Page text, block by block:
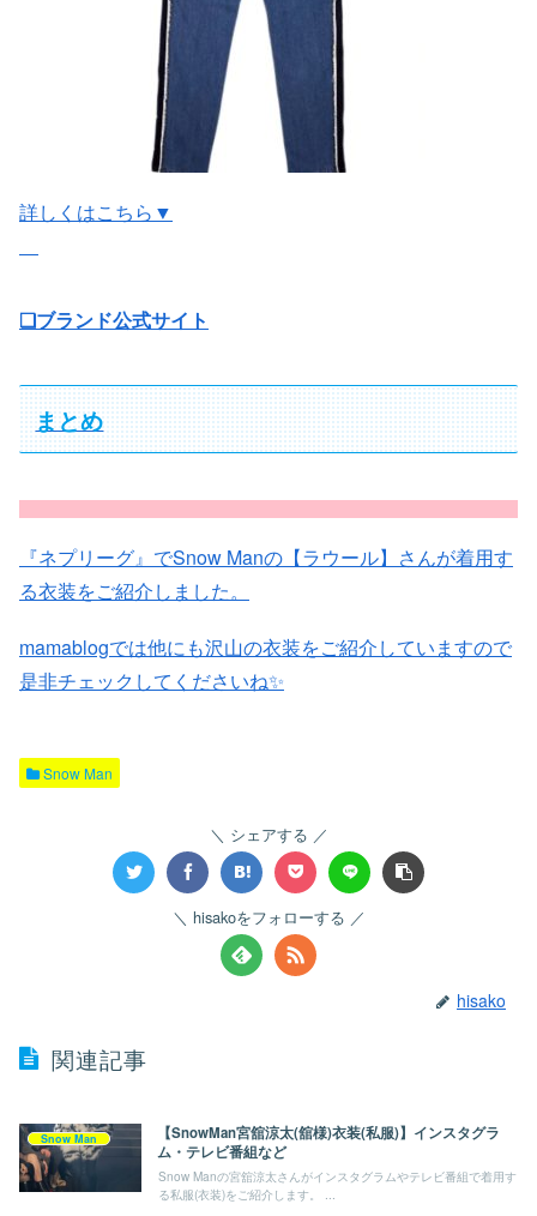
詳しくはこちら▼
❏ブランド公式サイト
まとめ
『ネプリーグ』でSnow Manの【ラウール】さんが着用す
る衣装をご紹介しました。
mamablogでは他にも沢山の衣装をご紹介していますので
是非チェックしてくださいね✨
Snow Man
シェアする
hisakoをフォローする
hisako
関連記事
Snow Man
【SnowMan宮舘涼太(舘様)衣装(私服)】インスタグラ
ム・テレビ番組など
Snow Manの宮舘涼太さんがインスタグラムやテレビ番組で着用す
る私服(衣装)をご紹介します。 ...